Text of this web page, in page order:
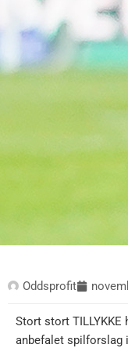
Oddsprofit
Stort stort TILLYKKE
anbefalet spilforslag